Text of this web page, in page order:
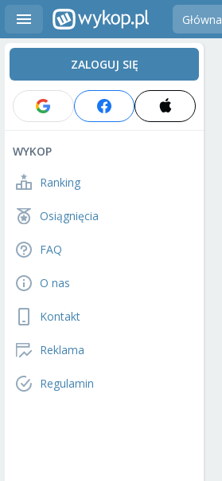
Główna
ZALOGUJ SIĘ
WYKOP
Ranking
Osiągnięcia
FAQ
O nas
Kontakt
Reklama
Regulamin